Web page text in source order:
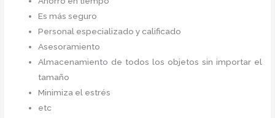
Es más seguro
Personal especializado y calificado
Asesoramiento
Almacenamiento de todos los objetos sin importar el
tamaño
Minimiza el estrés
etc